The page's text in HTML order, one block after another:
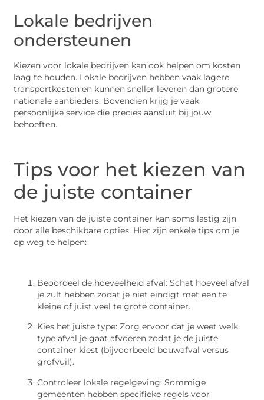
Lokale bedrijven
ondersteunen
Kiezen voor lokale bedrijven kan ook helpen om kosten
laag te houden. Lokale bedrijven hebben vaak lagere
transportkosten en kunnen sneller leveren dan grotere
nationale aanbieders. Bovendien krijg je vaak
persoonlijke service die precies aansluit bij jouw
behoeften.
Tips voor het kiezen van
de juiste container
Het kiezen van de juiste container kan soms lastig zijn
door alle beschikbare opties. Hier zijn enkele tips om je
op weg te helpen:
Beoordeel de hoeveelheid afval: Schat hoeveel afval
je zult hebben zodat je niet eindigt met een te
kleine of juist veel te grote container.
Kies het juiste type: Zorg ervoor dat je weet welk
type afval je gaat afvoeren zodat je de juiste
container kiest (bijvoorbeeld bouwafval versus
grofvuil).
Controleer lokale regelgeving: Sommige
gemeenten hebben specifieke regels voor